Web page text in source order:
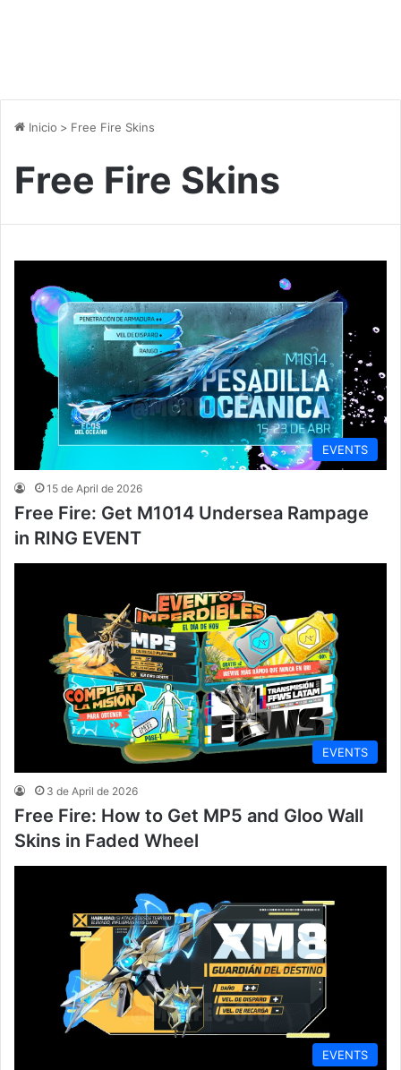
Inicio > Free Fire Skins
Free Fire Skins
EVENTS
15 de April de 2026
Free Fire: Get M1014 Undersea Rampage
in RING EVENT
EVENTS
3 de April de 2026
Free Fire: How to Get MP5 and Gloo Wall
Skins in Faded Wheel
EVENTS